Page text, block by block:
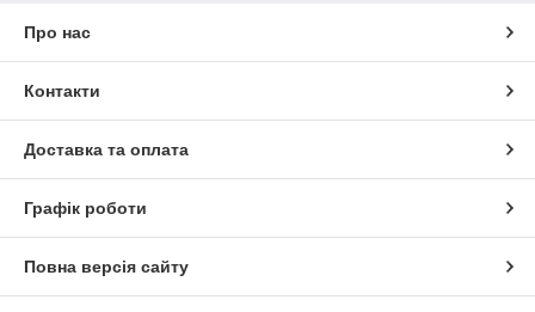
Про нас
Контакти
Доставка та оплата
Графік роботи
Повна версія сайту